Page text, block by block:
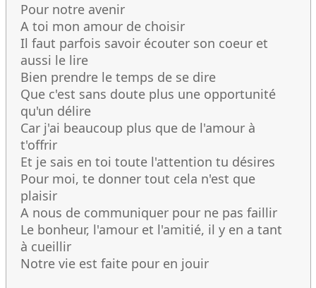
Pour notre avenir
A toi mon amour de choisir
Il faut parfois savoir écouter son coeur et
aussi le lire
Bien prendre le temps de se dire
Que c'est sans doute plus une opportunité
qu'un délire
Car j'ai beaucoup plus que de l'amour à
t'offrir
Et je sais en toi toute l'attention tu désires
Pour moi, te donner tout cela n'est que
plaisir
A nous de communiquer pour ne pas faillir
Le bonheur, l'amour et l'amitié, il y en a tant
à cueillir
Notre vie est faite pour en jouir